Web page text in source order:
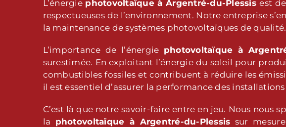
L’énergie photovoltaïque à Argentré-du-Plessisest
respectueuses de l’environnement. Notre entreprise
la maintenance de systèmes photovoltaïques de qualité.
L’importance de l’énergie photovoltaïque à
surestimée. En exploitant l’énergie du soleil pour
combustibles fossiles et contribuent à réduire les
il est essentiel d’assurer la performance des
C’est là que notre savoir-faire entre en jeu. Nous nous
la photovoltaïque à Argentré-du-Plessis sur